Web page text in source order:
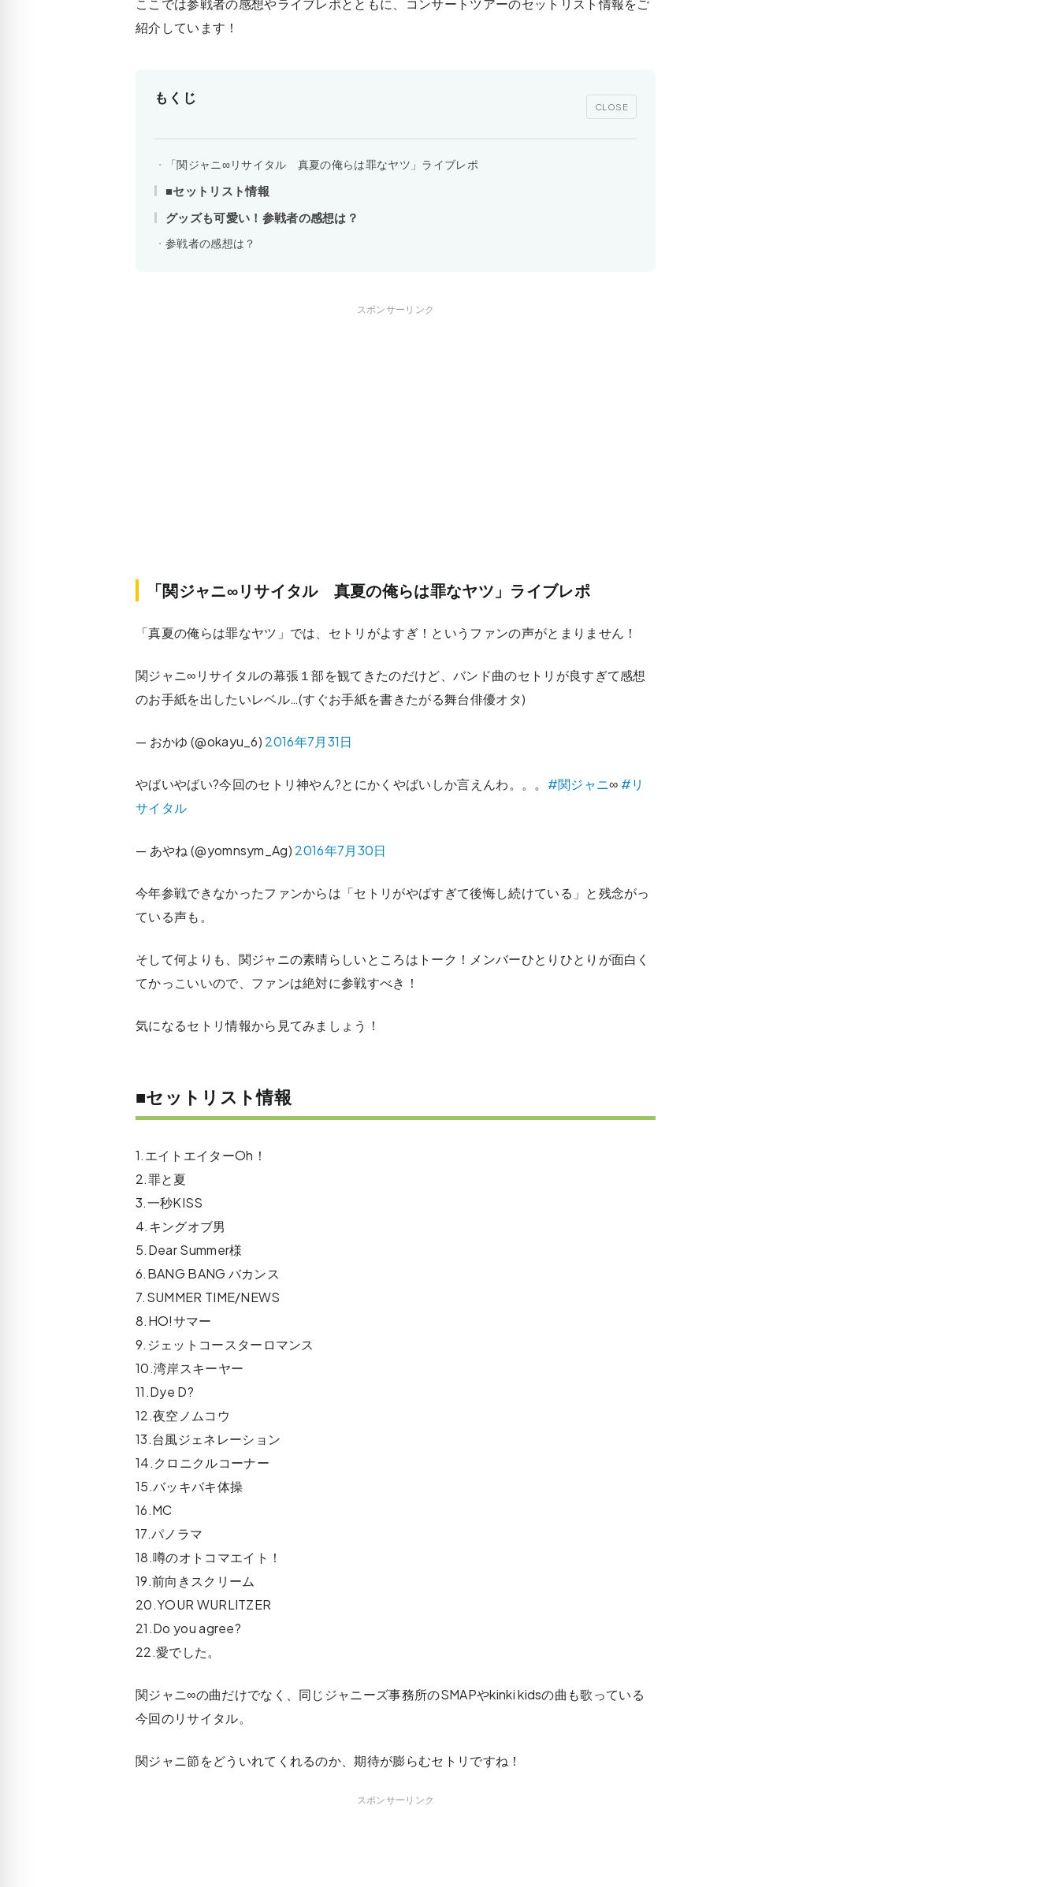
ここでは参戦者の感想やライブレポとともに、コンサートツアーのセットリスト情報をご
紹介しています！
もくじ
CLOSE
「関ジャニ∞リサイタル 真夏の俺らは罪なヤツ」ライブレポ
■セットリスト情報
グッズも可愛い！参戦者の感想は？
参戦者の感想は？
スポンサーリンク
「関ジャニ∞リサイタル 真夏の俺らは罪なヤツ」ライブレポ
「真夏の俺らは罪なヤツ」では、セトリがよすぎ！というファンの声がとまりません！
関ジャニ∞リサイタルの幕張１部を観てきたのだけど、バンド曲のセトリが良すぎて感想
のお手紙を出したいレベル…(すぐお手紙を書きたがる舞台俳優オタ)
— おかゆ (@okayu_6) 2016年7月31日
やばいやばい?今回のセトリ神やん?とにかくやばいしか言えんわ。。。 #関ジャニ∞ #リ
サイタル
— あやね (@yomnsym_Ag) 2016年7月30日
今年参戦できなかったファンからは「セトリがやばすぎて後悔し続けている」と残念がっ
ている声も。
そして何よりも、関ジャニの素晴らしいところはトーク！メンバーひとりひとりが面白く
てかっこいいので、ファンは絶対に参戦すべき！
気になるセトリ情報から見てみましょう！
■セットリスト情報
1.エイトエイターOh！
2.罪と夏
3.一秒KISS
4.キングオブ男
5.Dear Summer様
6.BANG BANG バカンス
7.SUMMER TIME/NEWS
8.HO!サマー
9.ジェットコースターロマンス
10.湾岸スキーヤー
11.Dye D?
12.夜空ノムコウ
13.台風ジェネレーション
14.クロニクルコーナー
15.バッキバキ体操
16.MC
17.パノラマ
18.噂のオトコマエイト！
19.前向きスクリーム
20.YOUR WURLITZER
21.Do you agree?
22.愛でした。
関ジャニ∞の曲だけでなく、同じジャニーズ事務所のSMAPやkinki kidsの曲も歌っている
今回のリサイタル。
関ジャニ節をどういれてくれるのか、期待が膨らむセトリですね！
スポンサーリンク